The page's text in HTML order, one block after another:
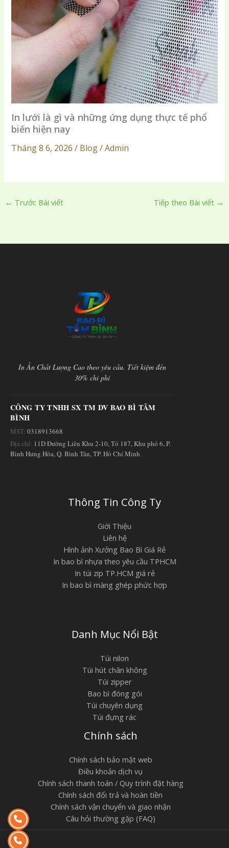
In lưới là gì và những ứng dụng thực tế phổ
biến hiện nay
Tháng 8 6, 2026 / Blog / Admin
← Trước Bài viết Tiếp theo Bài viết →
In Ấn Chất Lượng Cao theo yêu cầu. Tiết kiệm đến
30% chi phí
CÔNG TY TNHH SX TM DV BAO BÌ TÂM
BÌNH
MST: 0318913668
Địa chỉ: 11D Đường Liên Khu 2-10, Tổ 187, Khu phố 6, P.
Bình Hưng Hòa, Q. Bình Tân, TP. Hồ Chí Minh
Thông Tin Công Ty
Giới Thiệu
Liên hệ
Hình ảnh Xưởng Bao Bì Giá Rẻ
In bao bì nhựa theo yêu cầu TPHCM
In túi zip TP.HCM giá rẻ
In bao bì màng ghép phức hợp
Danh Mục Nổi Bật
Túi nilon
Túi hút chân không
Túi zipper
Bao bì đóng gói
Túi chuyên dụng
Túi đựng rác
Chính sách
Chính sách bảo mật web
Điều khoản dịch vụ
Chính sách thanh toán / Quy trình đặt hàng
Chính sách đổi trả và hoàn tiền
Chính sách vận chuyển và giao nhận
Câu hỏi thường gặp (FAQ)